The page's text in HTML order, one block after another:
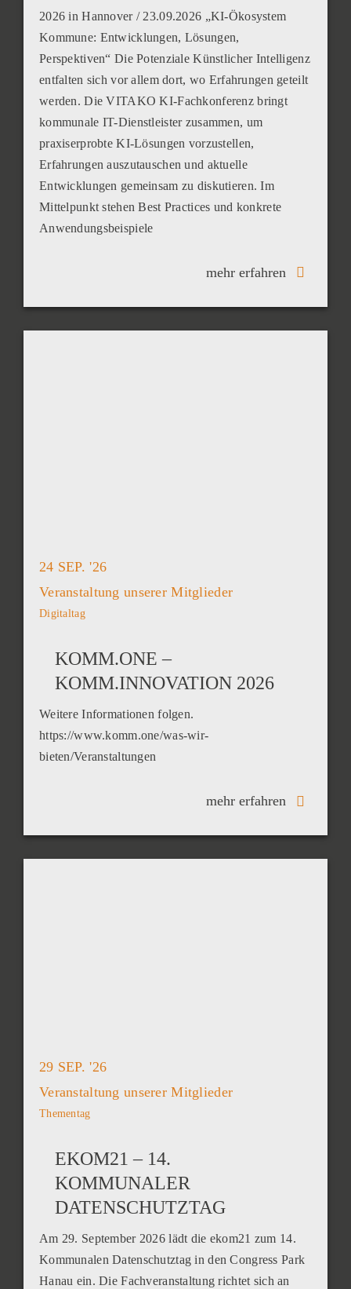
2026 in Hannover / 23.09.2026 „KI-Ökosystem
Kommune: Entwicklungen, Lösungen,
Perspektiven“ Die Potenziale Künstlicher Intelligenz
entfalten sich vor allem dort, wo Erfahrungen geteilt
werden. Die VITAKO KI-Fachkonferenz bringt
kommunale IT-Dienstleister zusammen, um
praxiserprobte KI-Lösungen vorzustellen,
Erfahrungen auszutauschen und aktuelle
Entwicklungen gemeinsam zu diskutieren. Im
Mittelpunkt stehen Best Practices und konkrete
Anwendungsbeispiele
mehr erfahren
24 SEP. '26
Veranstaltung unserer Mitglieder
Digitaltag
KOMM.ONE –
KOMM.INNOVATION 2026
Weitere Informationen folgen.
https://www.komm.one/was-wir-
bieten/Veranstaltungen
mehr erfahren
29 SEP. '26
Veranstaltung unserer Mitglieder
Thementag
EKOM21 – 14.
KOMMUNALER
DATENSCHUTZTAG
Am 29. September 2026 lädt die ekom21 zum 14.
Kommunalen Datenschutztag in den Congress Park
Hanau ein. Die Fachveranstaltung richtet sich an